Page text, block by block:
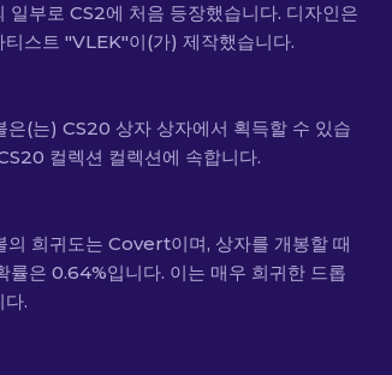
일부로 CS2에 처음 등장했습니다. 디자인은
티스트 "VLEK"이(가) 제작했습니다.
(는) CS20 상자 상자에서 획득할 수 있습
컬렉션 컬렉션에 속합니다.
희귀도는 Covert이며, 상자를 개봉할 때
률은 0.64%입니다. 이는 매우 희귀한 드롭
다.